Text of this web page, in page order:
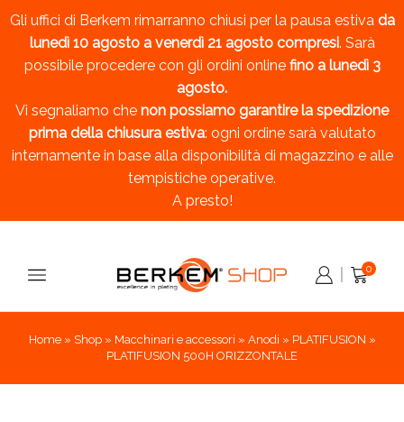
Gli uffici di Berkem rimarranno chiusi per la pausa estiva da
lunedì 10 agosto a venerdì 21 agosto compresi. Sarà
possibile procedere con gli ordini online fino a lunedì 3
agosto.
Vi segnaliamo che non possiamo garantire la spedizione
prima della chiusura estiva: ogni ordine sarà valutato
internamente in base alla disponibilità di magazzino e alle
tempistiche operative.
A presto!
0
Home» Shop» Macchinari e accessori » Anodi » PLATIFUSION »
PLATIFUSION 500H ORIZZONTALE